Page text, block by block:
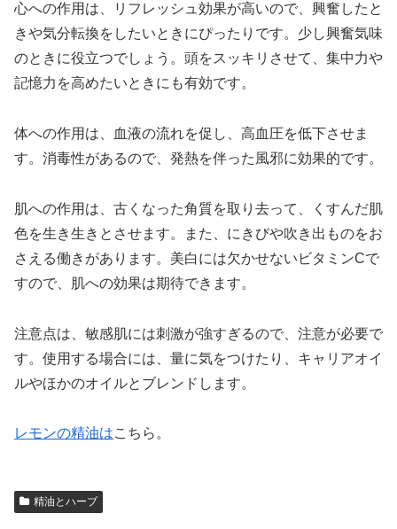
心への作用は、リフレッシュ効果が高いので、興奮したと
きや気分転換をしたいときにぴったりです。少し興奮気味
のときに役立つでしょう。頭をスッキリさせて、集中力や
記憶力を高めたいときにも有効です。
体への作用は、血液の流れを促し、高血圧を低下させま
す。消毒性があるので、発熱を伴った風邪に効果的です。
肌への作用は、古くなった角質を取り去って、くすんだ肌
色を生き生きとさせます。また、にきびや吹き出ものをお
さえる働きがあります。美白には欠かせないビタミンCで
すので、肌への効果は期待できます。
注意点は、敏感肌には刺激が強すぎるので、注意が必要で
す。使用する場合には、量に気をつけたり、キャリアオイ
ルやほかのオイルとブレンドします。
レモンの精油はこちら。
精油とハーブ